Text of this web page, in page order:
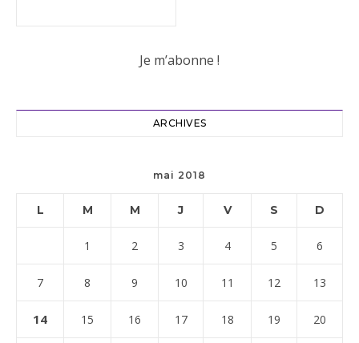
ARCHIVES
mai 2018
L M M J V S D
1 2 3 4 5 6
7 8 9 10 11 12 13
14 15 16 17 18 19 20